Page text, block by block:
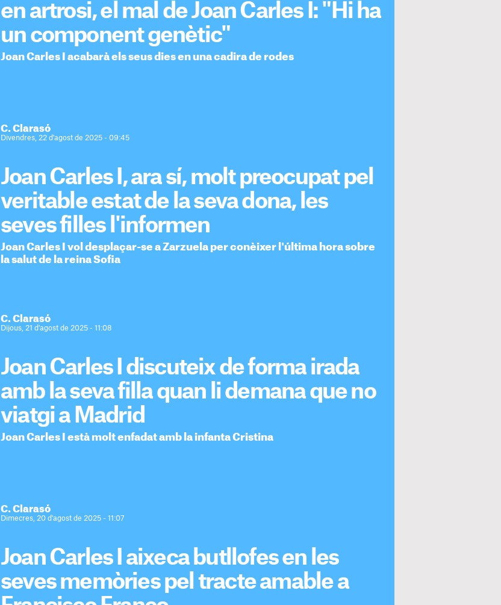
en artrosi, el mal de Joan Carles I: "Hi ha
un component genètic"
Joan Carles I acabarà els seus dies en una cadira de rodes
C. Clarasó
Divendres, 22 d'agost de 2025 - 09:45
Joan Carles I, ara sí, molt preocupat pel
veritable estat de la seva dona, les
seves filles l'informen
Joan Carles I vol desplaçar-se a Zarzuela per conèixer l'última hora sobre
la salut de la reina Sofia
C. Clarasó
Dijous, 21 d'agost de 2025 - 11:08
Joan Carles I discuteix de forma irada
amb la seva filla quan li demana que no
viatgi a Madrid
Joan Carles I està molt enfadat amb la infanta Cristina
C. Clarasó
Dimecres, 20 d'agost de 2025 - 11:07
Joan Carles I aixeca butllofes en les
seves memòries pel tracte amable a